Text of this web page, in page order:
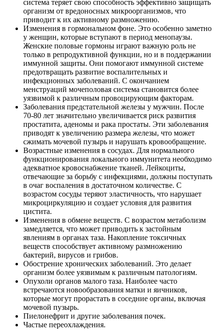
система теряет свою способность эффективно защищать
организм от вредоносных микроорганизмов, что
приводит к их активному размножению.
Изменения в гормональном фоне. Это особенно заметно
у женщин, которые вступают в период менопаузы.
Женские половые гормоны играют важную роль не
только в репродуктивной функции, но и в поддержании
иммунной защиты. Они помогают иммунной системе
предотвращать развитие воспалительных и
инфекционных заболеваний. С окончанием
менструаций мочеполовая система становится более
уязвимой к различным провоцирующим факторам.
Заболевания предстательной железы у мужчин. После
70-80 лет значительно увеличивается риск развития
простатита, аденомы и рака простаты. Эти заболевания
приводят к увеличению размера железы, что может
сжимать мочевой пузырь и нарушать кровообращение.
Возрастные изменения в сосудах. Для нормального
функционирования локального иммунитета необходимо
адекватное кровоснабжение тканей. Лейкоциты,
отвечающие за борьбу с инфекциями, должны поступать
в очаг воспаления в достаточном количестве. С
возрастом сосуды теряют эластичность, что нарушает
микроциркуляцию и создает условия для развития
цистита.
Изменения в обмене веществ. С возрастом метаболизм
замедляется, что может приводить к застойным
явлениям в органах таза. Накопление токсичных
веществ способствует активному размножению
бактерий, вирусов и грибов.
Обострение хронических заболеваний. Это делает
организм более уязвимым к различным патологиям.
Опухоли органов малого таза. Наиболее часто
встречаются новообразования матки и яичников,
которые могут прорастать в соседние органы, включая
мочевой пузырь.
Пиелонефрит и другие заболевания почек.
Частые переохлаждения.